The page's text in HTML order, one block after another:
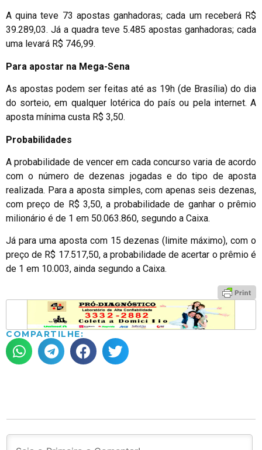
A quina teve 73 apostas ganhadoras; cada um receberá R$
39.289,03. Já a quadra teve 5.485 apostas ganhadoras; cada
uma levará R$ 746,99.
Para apostar na Mega-Sena
As apostas podem ser feitas até as 19h (de Brasília) do dia
do sorteio, em qualquer lotérica do país ou pela internet. A
aposta mínima custa R$ 3,50.
Probabilidades
A probabilidade de vencer em cada concurso varia de acordo
com o número de dezenas jogadas e do tipo de aposta
realizada. Para a aposta simples, com apenas seis dezenas,
com preço de R$ 3,50, a probabilidade de ganhar o prêmio
milionário é de 1 em 50.063.860, segundo a Caixa.
Já para uma aposta com 15 dezenas (limite máximo), com o
preço de R$ 17.517,50, a probabilidade de acertar o prêmio é
de 1 em 10.003, ainda segundo a Caixa.
COMPARTILHE: